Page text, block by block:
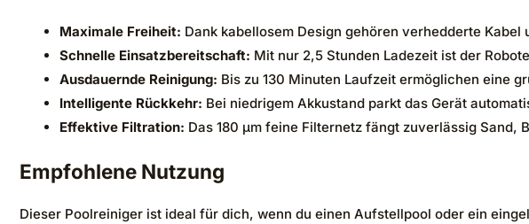
Maximale Freiheit: Dank kabellosem Design gehören verhedderte
Schnelle Einsatzbereitschaft: Mit nur 2,5 Stunden Ladezeit ist der
Ausdauernde Reinigung: Bis zu 130 Minuten Laufzeit ermöglichen eine
Intelligente Rückkehr: Bei niedrigem Akkustand parkt das Gerät
Effektive Filtration: Das 180 μm feine Filternetz fängt zuverlässig Sand,
Empfohlene Nutzung
Dieser Poolreiniger ist ideal für dich, wenn du einen Aufstellpool oder ein